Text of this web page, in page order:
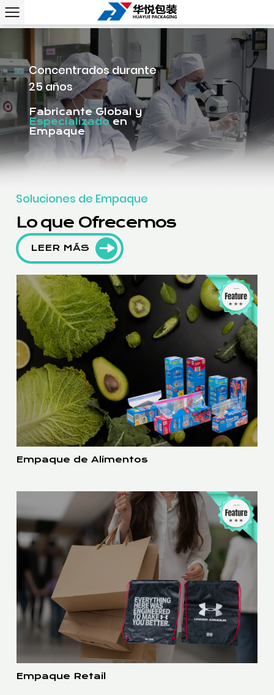
Concentrados durante
25 años
Fabricante Global y
Especializado en
Empaque
Soluciones de Empaque
Lo que Ofrecemos
LEER MÁS
Empaque de Alimentos
Empaque Retail